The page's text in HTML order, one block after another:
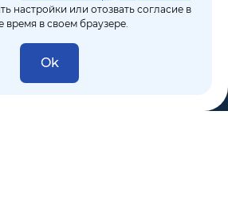
настройки или отозвать согласие в
время в своем браузере.
Ok